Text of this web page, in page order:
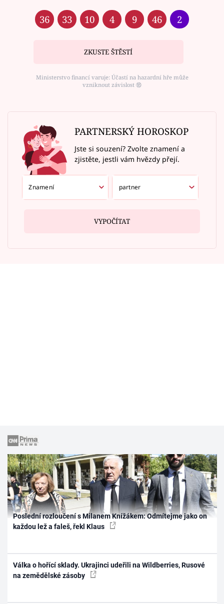
36 33 10 4 9 46 2
ZKUSTE ŠTĚSTÍ
Ministerstvo financí varuje: Účastí na hazardní hře může
vzniknout závislost ⑱
PARTNERSKÝ HOROSKOP
Jste si souzení? Zvolte znamení a
zjistěte, jestli vám hvězdy přejí.
VYPOČÍTAT
Poslední rozloučení s Milanem Knížákem: Odmítejme jako on
každou lež a faleš, řekl Klaus
Válka o hořící sklady. Ukrajinci udeřili na Wildberries, Rusové
na zemědělské zásoby